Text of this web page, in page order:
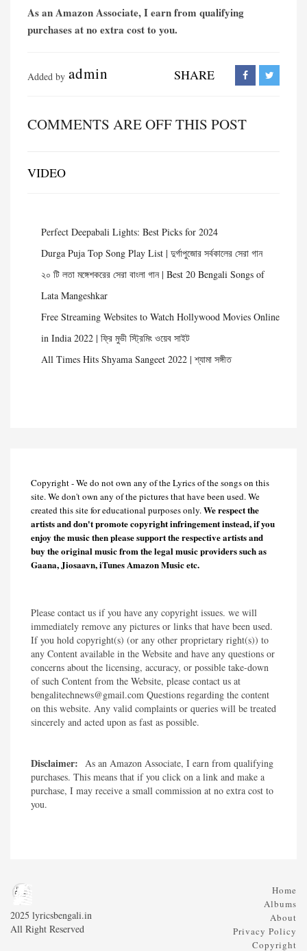
As an Amazon Associate, I earn from qualifying
purchases at no extra cost to you.
Added by admin SHARE
COMMENTS ARE OFF THIS POST
VIDEO
Perfect Deepabali Lights: Best Picks for 2024
Durga Puja Top Song Play List | দুর্গাপুজোর সর্বকালের সেরা গান
২০ টি লতা মঙ্গেশকরের সেরা বাংলা গান | Best 20 Bengali Songs of
Lata Mangeshkar
Free Streaming Websites to Watch Hollywood Movies Online
in India 2022 | ফ্রি মুভী স্ট্রিমিং ওয়েব সাইট
All Times Hits Shyama Sangeet 2022 | শ্যামা সঙ্গীত
Copyright - We do not own any of the Lyrics of the songs on this
site. We don't own any of the pictures that have been used. We
created this site for educational purposes only.We respect the
artists and don't promote copyright infringement instead, if you
enjoy the music then please support the respective artists and
buy the original music from the legal music providers such as
Gaana, Jiosaavn, iTunes Amazon Music etc.
Please contact us if you have any copyright issues. we will
immediately remove any pictures or links that have been used.
If you hold copyright(s) (or any other proprietary right(s)) to
any Content available in the Website and have any questions or
concerns about the licensing, accuracy, or possible take-down
of such Content from the Website, please contact us at
bengalitechnews@gmail.com Questions regarding the content
on this website. Any valid complaints or queries will be treated
sincerely and acted upon as fast as possible.​
Disclaimer: As an Amazon Associate, I earn from qualifying
purchases. This means that if you click on a link and make a
purchase, I may receive a small commission at no extra cost to
you.
2025 lyricsbengali.in
All Right Reserved
Home
Albums
About
Privacy Policy
Copyright